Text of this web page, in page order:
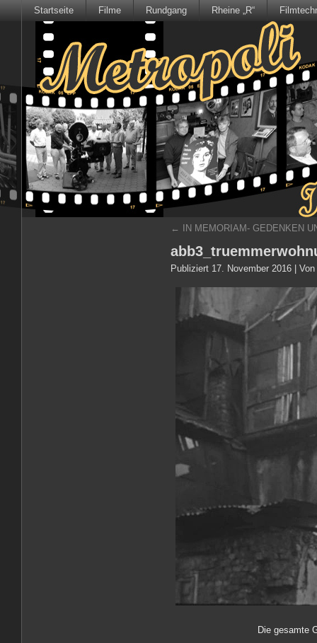
Startseite Filme Rundgang Rheine „R“
← IN MEMORIAM- GEDENKEN
Publiziert 17. November 2016 Von
Die gesamte